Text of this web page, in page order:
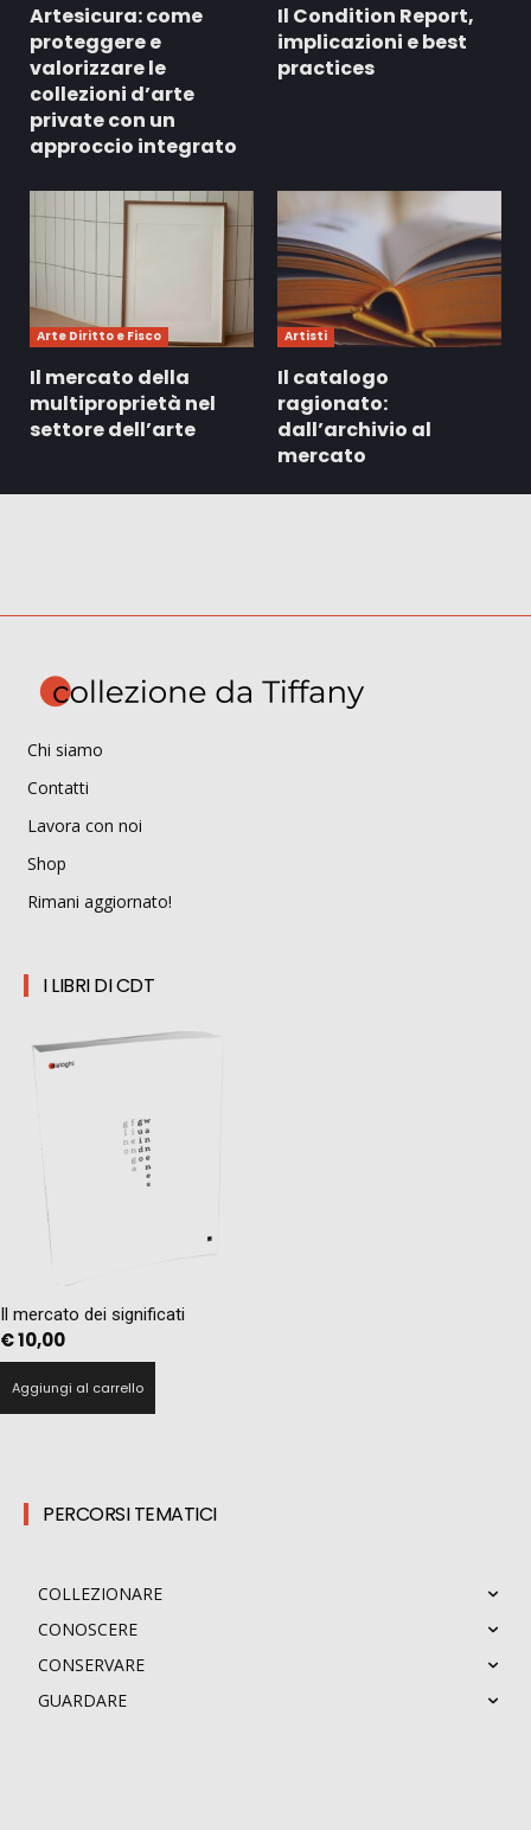
Artesicura: come
proteggere e
valorizzare le
collezioni d’arte
private con un
approccio integrato
Il Condition Report,
implicazioni e best
practices
Arte Diritto e Fisco
Il mercato della
multiproprietà nel
settore dell’arte
Artisti
Il catalogo
ragionato:
dall’archivio al
mercato
Chi siamo
Contatti
Lavora con noi
Shop
Rimani aggiornato!
I LIBRI DI CDT
Il mercato dei significati
€10,00
Aggiungi al carrello
PERCORSI TEMATICI
COLLEZIONARE
CONOSCERE
CONSERVARE
GUARDARE